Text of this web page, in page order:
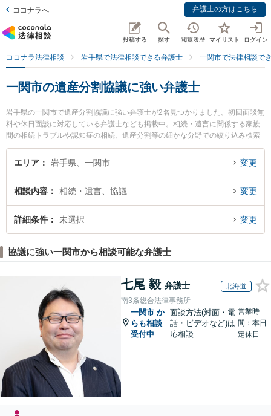
ココナラへ 弁護士の方はこちら
投稿する 探す 閲覧履歴 マイリスト ログイン
ココナラ法律相談 岩手県で法律相談できる弁護士 一関市で法律相談で
一関市の遺産分割協議に強い弁護士
岩手県の一関市で遺産分割協議に強い弁護士が2名見つかりました。初回面談無
料や休日面談に対応している弁護士なども掲載中。相続・遺言に関係する家族
間の相続トラブルや認知症の相続、遺産分割等の細かな分野での絞り込み検索
もでき便利です。特に一関はちや法律事務所の蜂谷 大弁護士や吉田法律事務所
の吉田 俊晴弁護士のプロフィール情報や弁護士費用、強みなどが注目されてい
を検索したい』『初回相談無料で遺産分割協議を法律相談できる一関市内の弁
護士に相談予約したい』などでお困りの相談者さんにおすすめです。
エリア 岩手県、一関市 変更
相談内容 相続・遺言、協議 変更
詳細条件 未選択 変更
協議に強い一関市から相談可能な弁護士
七尾 毅 弁護士 北海道
南3条総合法律事務所
一関市 か
らも相談
受付中
面談方法(対面・電
話・ビデオなど)は
応相談
営業時
間：本日
定休日